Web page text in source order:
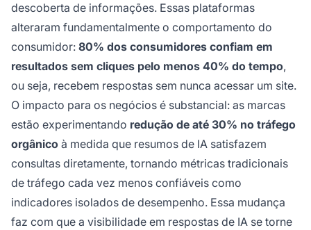
descoberta de informações. Essas plataformas
alteraram fundamentalmente o comportamento do
consumidor: 80% dos consumidores confiam em
resultados sem cliques pelo menos 40% do tempo,
ou seja, recebem respostas sem nunca acessar um site.
O impacto para os negócios é substancial: as marcas
estão experimentando redução de até 30% no tráfego
orgânico à medida que resumos de IA satisfazem
consultas diretamente, tornando métricas tradicionais
de tráfego cada vez menos confiáveis como
indicadores isolados de desempenho. Essa mudança
faz com que a visibilidade em respostas de IA se torne